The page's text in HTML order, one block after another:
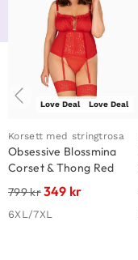
Love Deal
Love Deal
Korsett med stringtrosa
Obsessive Blossmina
Corset & Thong Red
799kr349 kr
6XL/7XL